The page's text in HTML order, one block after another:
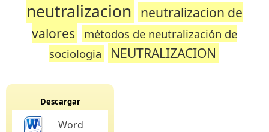
neutralizacion neutralizacion de
valores
métodos de neutralización de
sociologia
NEUTRALIZACION
Descargar
Word